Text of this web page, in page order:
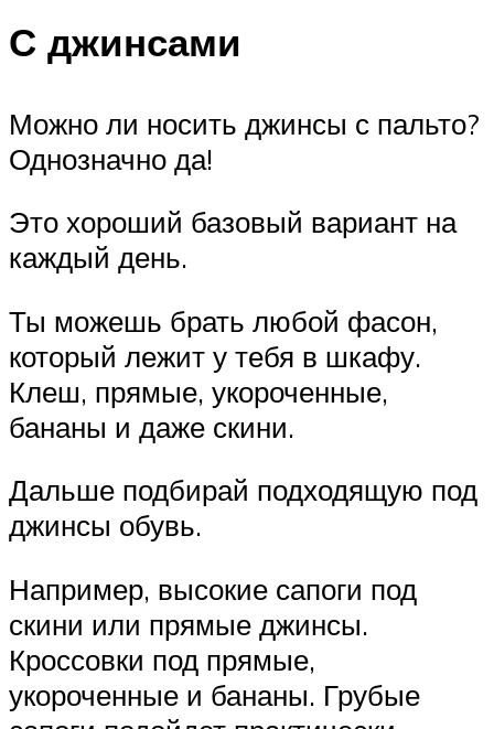
С джинсами
Можно ли носить джинсы с пальто?
Однозначно да!
Это хороший базовый вариант на
каждый день.
Ты можешь брать любой фасон,
который лежит у тебя в шкафу.
Клеш, прямые, укороченные,
бананы и даже скини.
Дальше подбирай подходящую под
джинсы обувь.
Например, высокие сапоги под
скини или прямые джинсы.
Кроссовки под прямые,
укороченные и бананы. Грубые